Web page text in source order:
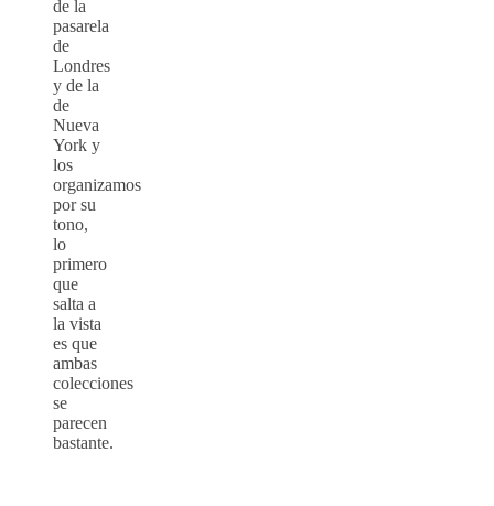
de la
pasarela
de
Londres
y de la
de
Nueva
York y
los
organizamos
por su
tono,
lo
primero
que
salta a
la vista
es que
ambas
colecciones
se
parecen
bastante.